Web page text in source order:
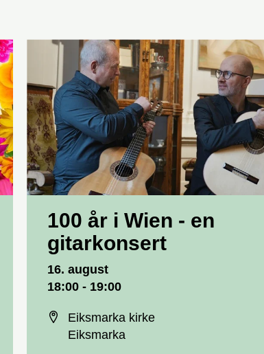
100 år i Wien - en
gitarkonsert
16. august
18:00 - 19:00
Eiksmarka kirke
Eiksmarka